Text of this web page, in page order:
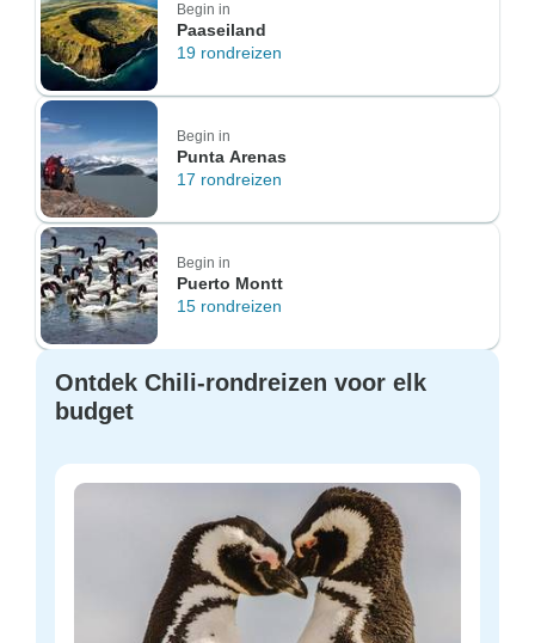
Begin in
Paaseiland
19 rondreizen
Begin in
Punta Arenas
17 rondreizen
Begin in
Puerto Montt
15 rondreizen
Ontdek Chili-rondreizen voor elk
budget